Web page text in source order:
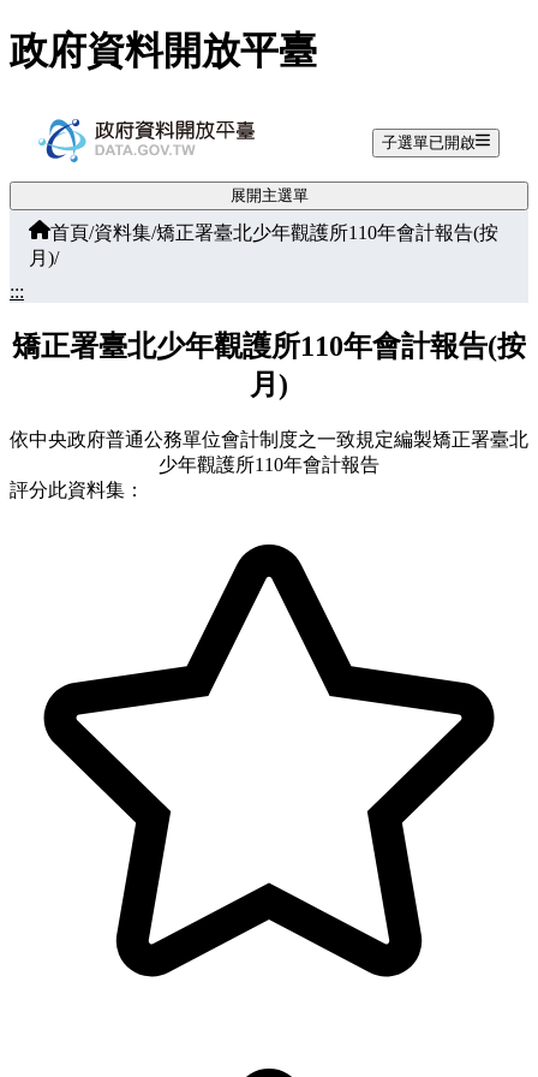
跳至主要內容
政府資料開放平臺
子選單已開啟
展開主選單
首頁/資料集/矯正署臺北少年觀護所110年會計報告(按
月)/
:::
矯正署臺北少年觀護所110年會計報告(按
月)
依中央政府普通公務單位會計制度之一致規定編製矯正署臺北
少年觀護所110年會計報告
評分此資料集：